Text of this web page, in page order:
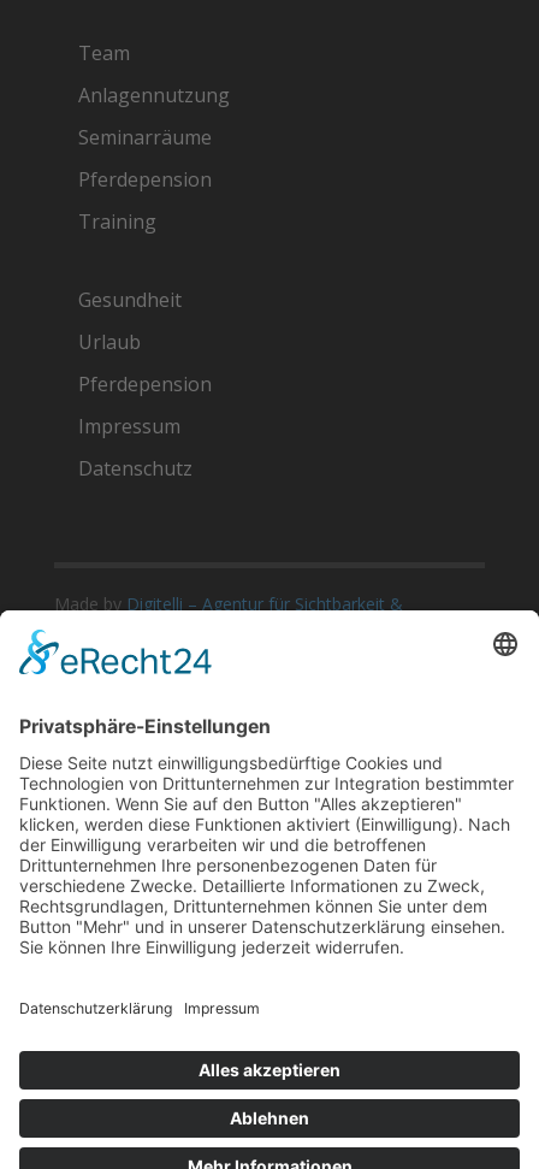
Team
Anlagennutzung
Seminarräume
Pferdepension
Training
Gesundheit
Urlaub
Pferdepension
Impressum
Datenschutz
Made by Digitelli – Agentur für Sichtbarkeit &
Digitalisierung
LET’S TALK
Let’s Get Connected
815.555.5555
DONEC EUISMOD EU LIGULA
Get a Free Consultation With One
Name